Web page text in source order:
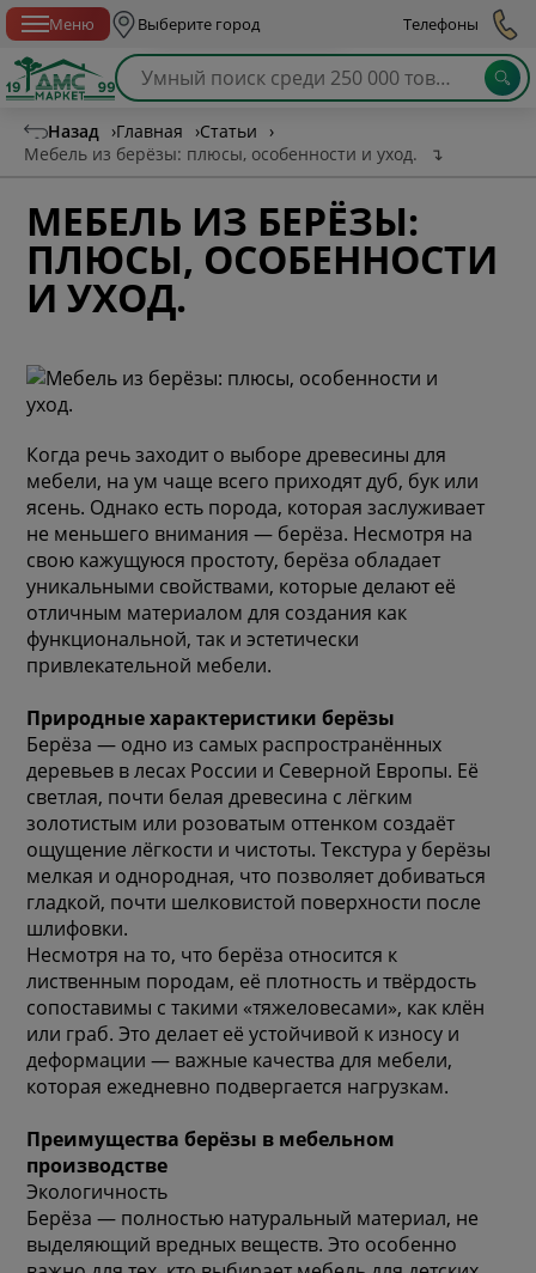
Меню Выберите город Телефоны
Назад ›Главная ›Статьи ›
Мебель из берёзы: плюсы, особенности и уход.
↴
МЕБЕЛЬ ИЗ БЕРЁЗЫ:
ПЛЮСЫ, ОСОБЕННОСТИ
И УХОД.
Когда речь заходит о выборе древесины для
мебели, на ум чаще всего приходят дуб, бук или
ясень. Однако есть порода, которая заслуживает
не меньшего внимания — берёза. Несмотря на
свою кажущуюся простоту, берёза обладает
уникальными свойствами, которые делают её
отличным материалом для создания как
функциональной, так и эстетически
привлекательной мебели.
Природные характеристики берёзы
Берёза — одно из самых распространённых
деревьев в лесах России и Северной Европы. Её
светлая, почти белая древесина с лёгким
золотистым или розоватым оттенком создаёт
ощущение лёгкости и чистоты. Текстура у берёзы
мелкая и однородная, что позволяет добиваться
гладкой, почти шелковистой поверхности после
шлифовки.
Несмотря на то, что берёза относится к
лиственным породам, её плотность и твёрдость
сопоставимы с такими «тяжеловесами», как клён
или граб. Это делает её устойчивой к износу и
деформации — важные качества для мебели,
которая ежедневно подвергается нагрузкам.
Преимущества берёзы в мебельном
производстве
Экологичность
Берёза — полностью натуральный материал, не
выделяющий вредных веществ. Это особенно